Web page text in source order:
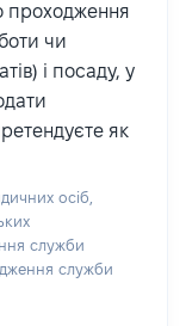
проходження
чи
і посаду, у
як
осіб,
служби
служби